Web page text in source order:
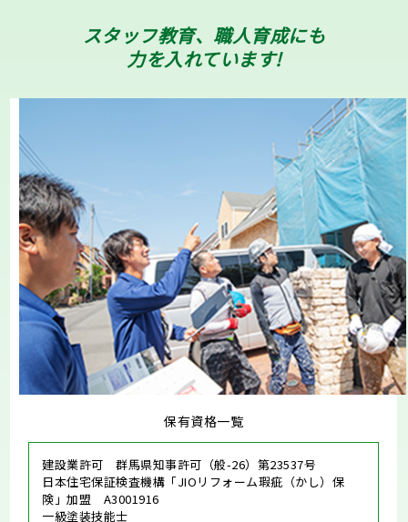
スタッフ教育、職人育成にも
力を入れています!
保有資格一覧
建設業許可 群馬県知事許可（般-26）第23537号
日本住宅保証検査機構「JIOリフォーム瑕疵（かし）保
険」加盟 A3001916
一級塗装技能士